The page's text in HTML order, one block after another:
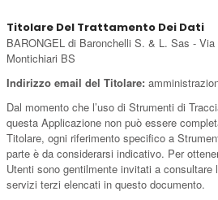
Titolare Del Trattamento Dei Dati
BARONGEL di Baronchelli S. & L. Sas -
Montichiari BS
Indirizzo email del Titolare:
Dal momento che l’uso di Strumenti di
questa Applicazione non può essere
Titolare, ogni riferimento specifico a
parte è da considerarsi indicativo. Per
Utenti sono gentilmente invitati a
servizi terzi elencati in questo documento.